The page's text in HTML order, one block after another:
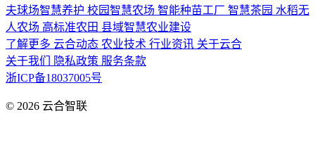
夫球场智慧养护 校园智慧农场 智能种苗工厂 智慧茶园 水稻无
人农场 高标准农田 县域智慧农业建设
了解更多 云合动态 农业技术 行业资讯 关于云合
关于我们
隐私政策 服务条款
浙ICP备18037005号
© 2026 云合智联